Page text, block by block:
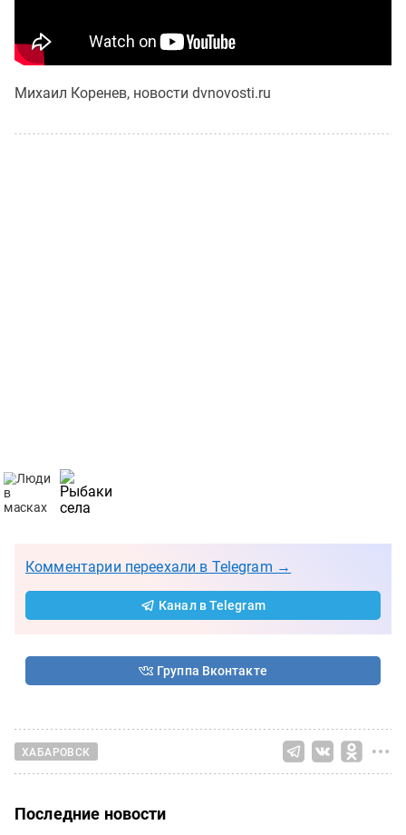
Михаил Коренев, новости dvnovosti.ru
Комментарии переехали в Telegram →
Канал в Telegram
Группа Вконтакте
ХАБАРОВСК
Последние новости